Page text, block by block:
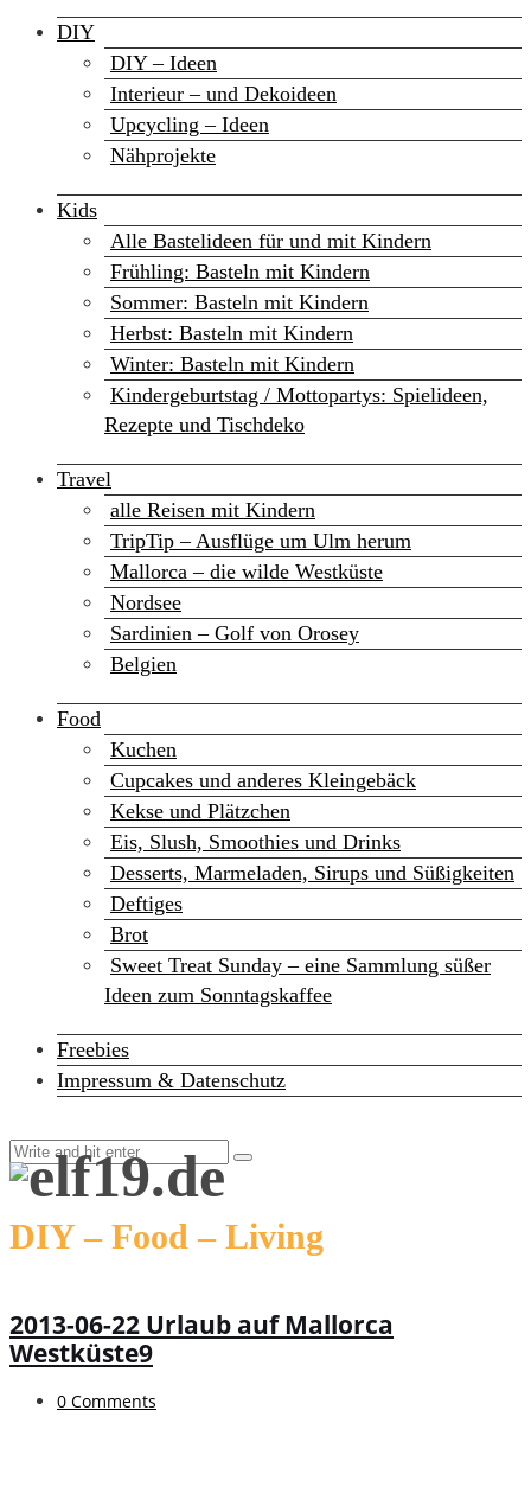
DIY
DIY – Ideen
Interieur – und Dekoideen
Upcycling – Ideen
Nähprojekte
Kids
Alle Bastelideen für und mit Kindern
Frühling: Basteln mit Kindern
Sommer: Basteln mit Kindern
Herbst: Basteln mit Kindern
Winter: Basteln mit Kindern
Kindergeburtstag / Mottopartys: Spielideen,
Rezepte und Tischdeko
Travel
alle Reisen mit Kindern
TripTip – Ausflüge um Ulm herum
Mallorca – die wilde Westküste
Nordsee
Sardinien – Golf von Orosey
Belgien
Food
Kuchen
Cupcakes und anderes Kleingebäck
Kekse und Plätzchen
Eis, Slush, Smoothies und Drinks
Desserts, Marmeladen, Sirups und Süßigkeiten
Deftiges
Brot
Sweet Treat Sunday – eine Sammlung süßer
Ideen zum Sonntagskaffee
Freebies
Impressum & Datenschutz
DIY – Food – Living
2013-06-22 Urlaub auf Mallorca
Westküste9
0 Comments